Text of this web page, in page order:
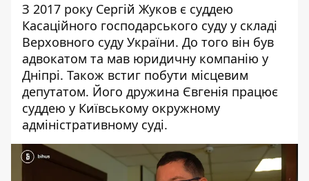
З 2017 року Сергій Жуков є суддею
Касаційного господарського суду у складі
Верховного суду України. До того він був
адвокатом та мав юридичну компанію у
Дніпрі. Також встиг побути місцевим
депутатом. Його дружина Євгенія працює
суддею у Київському окружному
адміністративному суді.